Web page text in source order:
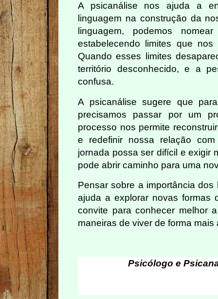
A psicanálise nos ajuda a
linguagem na construção da
linguagem, podemos
estabelecendo limites que
Quando esses limites
território desconhecido, e a
confusa.
A psicanálise sugere que
precisamos passar por um
processo nos permite
e redefinir nossa relação
jornada possa ser difícil e exigir
pode abrir caminho para uma
Pensar sobre a importância
ajuda a explorar novas formas
convite para conhecer melhor
maneiras de viver de forma
Psicólogo e